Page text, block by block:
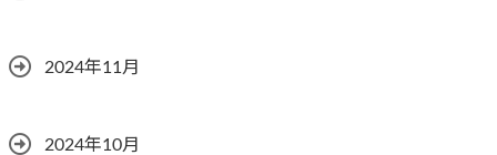
2024年11月
2024年10月